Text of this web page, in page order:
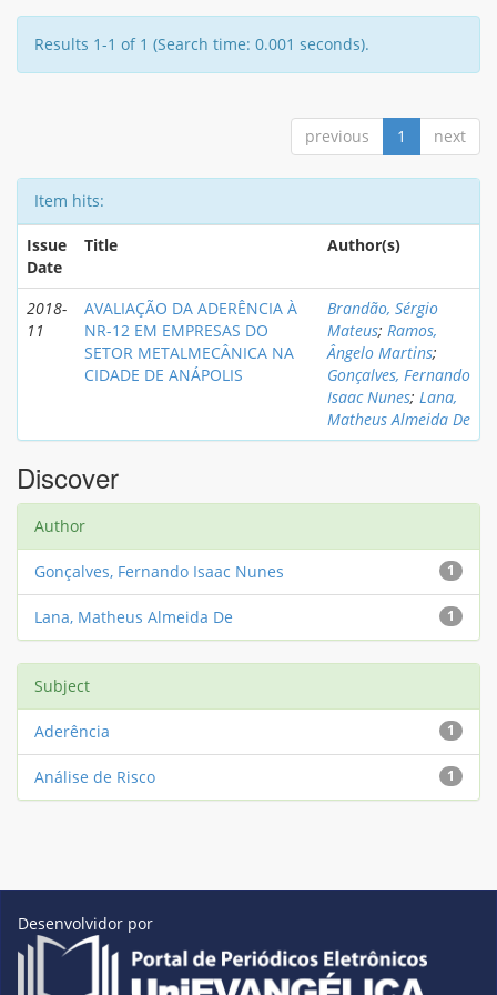
Results 1-1 of 1 (Search time: 0.001 seconds).
previous 1 next
Item hits:
Issue
Date
Title Author(s)
2018-
11
AVALIAÇÃO DA ADERÊNCIA À
NR-12 EM EMPRESAS DO
SETOR METALMECÂNICA NA
CIDADE DE ANÁPOLIS
Brandão, Sérgio
Mateus; Ramos,
Ângelo Martins;
Gonçalves, Fernando
Isaac Nunes; Lana,
Matheus Almeida De
Discover
Author
1
Gonçalves, Fernando Isaac Nunes
1
Lana, Matheus Almeida De
Subject
1
Aderência
1
Análise de Risco
Desenvolvidor por